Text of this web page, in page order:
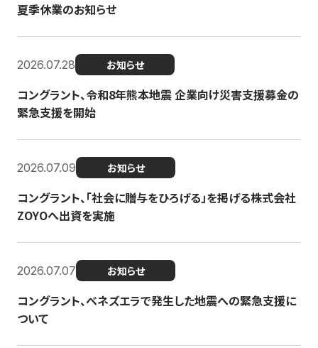
夏季休業のお知らせ
2026.07.28 お知らせ
コングラント、令和8年熊本地震 企業向け災害支援募金の
緊急支援を開始
2026.07.09 お知らせ
コングラント、「社会に贈与をひろげる」を掲げる株式会社
ZOYOへ出資を実施
2026.07.07 お知らせ
コングラント、ベネズエラで発生した地震への緊急支援に
ついて